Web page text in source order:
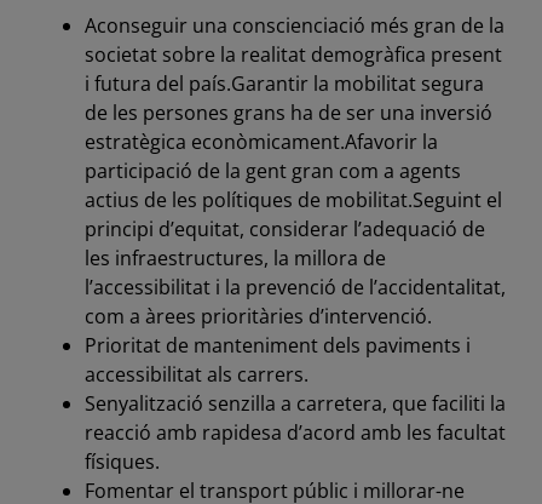
Aconseguir una conscienciació més gran de la
societat sobre la realitat demogràfica present
i futura del país.Garantir la mobilitat segura
de les persones grans ha de ser una inversió
estratègica econòmicament.Afavorir la
participació de la gent gran com a agents
actius de les polítiques de mobilitat.Seguint el
principi d’equitat, considerar l’adequació de
les infraestructures, la millora de
l’accessibilitat i la prevenció de l’accidentalitat,
com a àrees prioritàries d’intervenció.
Prioritat de manteniment dels paviments i
accessibilitat als carrers.
Senyalització senzilla a carretera, que faciliti la
reacció amb rapidesa d’acord amb les facultat
físiques.
Fomentar el transport públic i millorar-ne